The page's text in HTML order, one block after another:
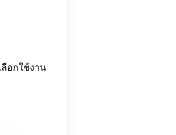
อกใช้งาน